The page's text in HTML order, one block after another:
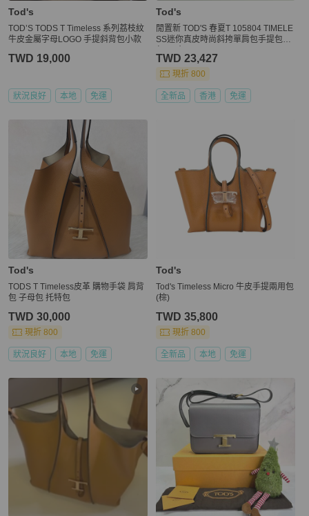
Tod's
TOD’S TODS T Timeless 系列荔枝紋
牛皮金屬字母LOGO 手提斜背包小款
TWD 19,000
狀況良好 本地 免運
Tod's
閒置新 TOD'S 春夏T 105804 TIMELE
SS迷你真皮時尚斜挎單肩包手提包女
TWD 23,427
現折 800
全新品 香港 免運
Tod's
TODS T Timeless皮革 購物手袋 肩背
包 子母包 托特包
TWD 30,000
現折 800
狀況良好 本地 免運
Tod's
Tod's Timeless Micro 牛皮手提兩用包
(棕)
TWD 35,800
現折 800
全新品 本地 免運